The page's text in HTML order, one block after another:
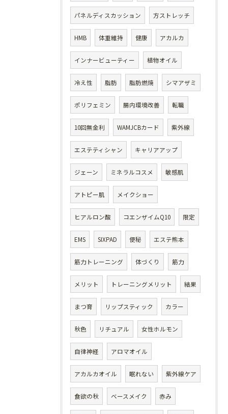
パネルディスカッション 方ストレッチ
HMB 体重維持 健康 アカルカ
インナービューティー 植物オイル
冷え性 脂肪 脂肪燃焼 シマアザミ
ポリフェミン 腸内環境改善 転職
10回無金利 WAMJCBカード 紫外線
エステティシャン キャリアアップ
ジェーン ミネラルコスメ 敏感肌
アトピー肌 メイクショー
ヒアルロン酸 コエンザイムQ10 限定
EMS SIXPAD 便秘 エステ熊本
筋力トレーニング 体づくり 筋力
メリット トレーニングメリット 結果
まつ育 リップスティック カラー
秋色 リチュアル 女性ホルモン
自律神経 アロマオイル
アカルカオイル 眠れない 紫外線ケア
食欲の秋 ベースメイク 赤み